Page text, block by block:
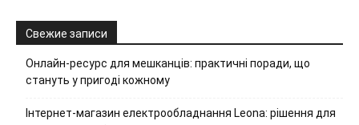
Свежие записи
Онлайн-ресурс для мешканців: практичні поради, що
стануть у пригоді кожному
Інтернет-магазин електрообладнання Leona: рішення для